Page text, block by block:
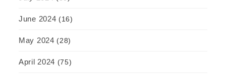
June 2024 (16)
May 2024 (28)
April 2024 (75)